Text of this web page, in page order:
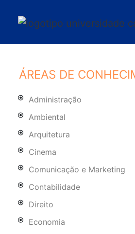
ÁREAS DE
Administração
Ambiental
Arquitetura
Cinema
Comunicação e Marketing
Contabilidade
Direito
Economia